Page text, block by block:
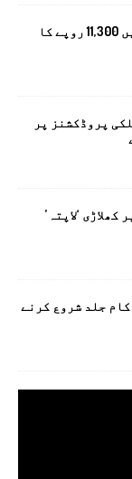
پاکستان میں سونے کی قیمت میں 11,300 روپے کا
پروڈکشنز پر
‘لاپتہ’
جلد شروع کرنے